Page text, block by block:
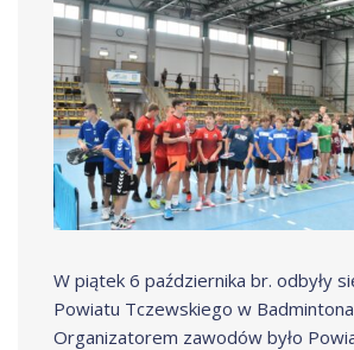
W piątek 6 października br. odbyły
Powiatu Tczewskiego w
Organizatorem zawodów było